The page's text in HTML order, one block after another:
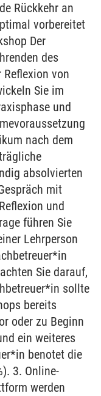
Rückkehr an
vorbereitet
Der
des
von
Sie im
und
nach dem
absolvierten
mit
und
führen Sie
Lehrperson
Sie darauf,
sollte
bereits
oder zu Beginn
ein weiteres
benotet die
3. Online-
werden